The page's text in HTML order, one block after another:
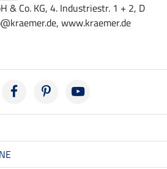
& Co. KG, 4. Industriestr. 1 + 2, D
www.kraemer.de